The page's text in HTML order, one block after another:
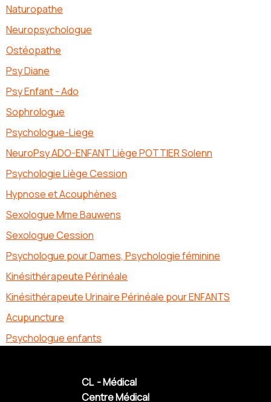
Naturopathe
Neuropsychologue
Ostéopathe
Psy Diane
Psy Enfant - Ado
Sophrologue
Psychologue-Liege
NeuroPsy ADO-ENFANT Liège POTTIER Solenn
Psychologie Liège Cession
Hypnose et Acouphènes
Sexologue Mme Bauwens
Sexologue Cession
Psychologue pour Dames, Psychologie féminine
Kinésithérapeute Périnéale
Kinésithérapeute Urinaire Périnéale pour ENFANTS
Acupuncture
Psychologue enfants
CL - Médical
Centre Médical